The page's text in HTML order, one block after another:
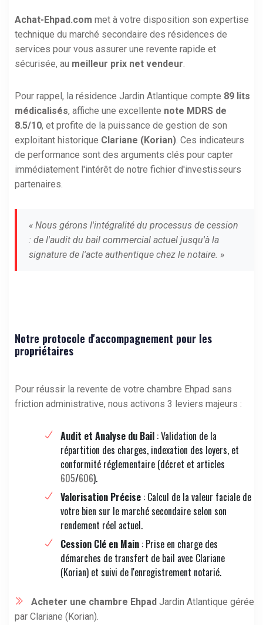
Achat-Ehpad.com met à votre disposition son expertise
technique du marché secondaire des résidences de
services pour vous assurer une revente rapide et
sécurisée, au meilleur prix net vendeur.
Pour rappel, la résidence Jardin Atlantique compte 89 lits
médicalisés, affiche une excellente note MDRS de
8.5/10, et profite de la puissance de gestion de son
exploitant historique Clariane (Korian). Ces indicateurs
de performance sont des arguments clés pour capter
immédiatement l'intérêt de notre fichier d'investisseurs
partenaires.
« Nous gérons l'intégralité du processus de cession
: de l'audit du bail commercial actuel jusqu'à la
signature de l'acte authentique chez le notaire. »
Notre protocole d'accompagnement pour les
propriétaires
Pour réussir la revente de votre chambre Ehpad sans
friction administrative, nous activons 3 leviers majeurs :
Audit et Analyse du Bail : Validation de la
répartition des charges, indexation des loyers, et
conformité réglementaire (décret et articles
605/606).
Valorisation Précise : Calcul de la valeur faciale de
votre bien sur le marché secondaire selon son
rendement réel actuel.
Cession Clé en Main : Prise en charge des
démarches de transfert de bail avec Clariane
(Korian) et suivi de l'enregistrement notarié.
Acheter une chambre Ehpad Jardin Atlantique gérée
par Clariane (Korian).